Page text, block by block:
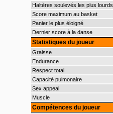
Haltères soulevés les plus lourds
Score maximum au basket
Panier le plus éloigné
Dernier score à la danse
Statistiques du joueur
Graisse
Endurance
Respect total
Capacité pulmonaire
Sex appeal
Muscle
Compétences du joueur